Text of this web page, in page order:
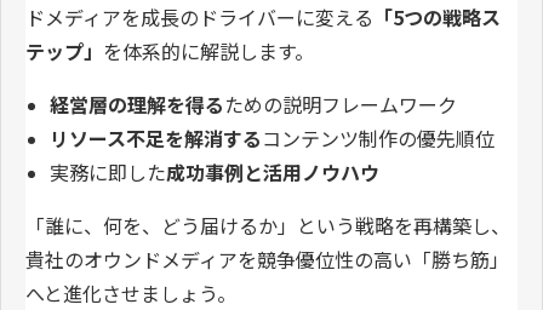
ドメディアを成長のドライバーに変える 「5つの戦略ス
テップ」 を体系的に解説します。
経営層の理解を得るための説明フレームワーク
リソース不足を解消するコンテンツ制作の優先順位
実務に即した成功事例と活用ノウハウ
「誰に、何を、どう届けるか」という戦略を再構築し、
貴社のオウンドメディアを競争優位性の高い「勝ち筋」
へと進化させましょう。